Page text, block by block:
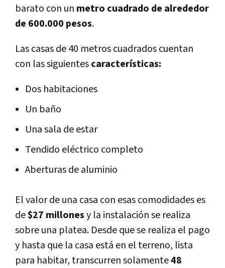
barato con un metro cuadrado de alrededor
de 600.000 pesos.
Las casas de 40 metros cuadrados cuentan
con las siguientescaracterísticas:
Dos habitaciones
Un baño
Una sala de estar
Tendido eléctrico completo
Aberturas de aluminio
El valor de una casa con esas comodidades es
de$27 millonesy la instalación se realiza
sobre una platea. Desde que se realiza el pago
y hasta que la casa está en el terreno, lista
para habitar, transcurren solamente48